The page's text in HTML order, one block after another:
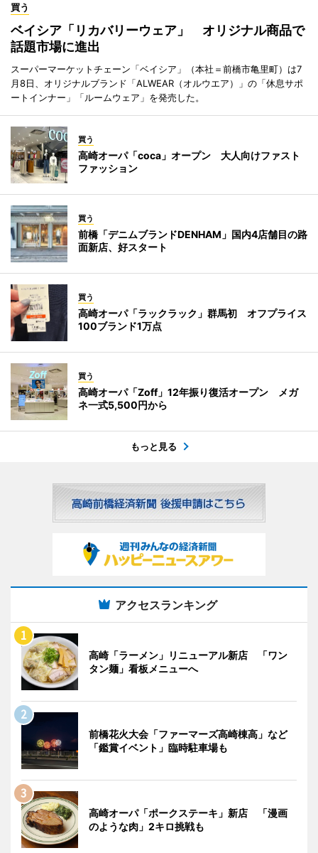
買う
ベイシア「リカバリーウェア」 オリジナル商品で
話題市場に進出
スーパーマーケットチェーン「ベイシア」（本社＝前橋市亀里町）は7
月8日、オリジナルブランド「ALWEAR（オルウエア）」の「休息サポ
ートインナー」「ルームウェア」を発売した。
買う
高崎オーパ「coca」オープン 大人向けファスト
ファッション
買う
前橋「デニムブランドDENHAM」国内4店舗目の路
面新店、好スタート
買う
高崎オーパ「ラックラック」群馬初 オフプライス
100ブランド1万点
買う
高崎オーパ「Zoff」12年振り復活オープン メガ
ネ一式5,500円から
もっと見る
アクセスランキング
高崎「ラーメン」リニューアル新店 「ワン
タン麺」看板メニューへ
前橋花火大会「ファーマーズ高崎棟高」など
「鑑賞イベント」臨時駐車場も
高崎オーパ「ポークステーキ」新店 「漫画
のような肉」2キロ挑戦も